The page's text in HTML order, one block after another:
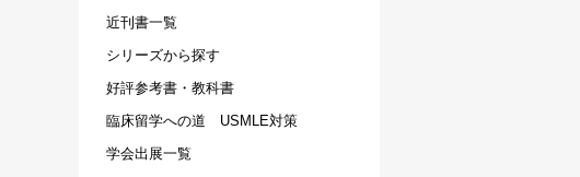
近刊書一覧
シリーズから探す
好評参考書・教科書
臨床留学への道 USMLE対策
学会出展一覧